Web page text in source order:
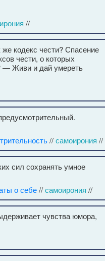
//
кодекс чести? Спасение
чести, о которых
— Живи и дай умереть
//самоирония //
сил сохранять умное
о себе//самоирония //
чувства юмора,